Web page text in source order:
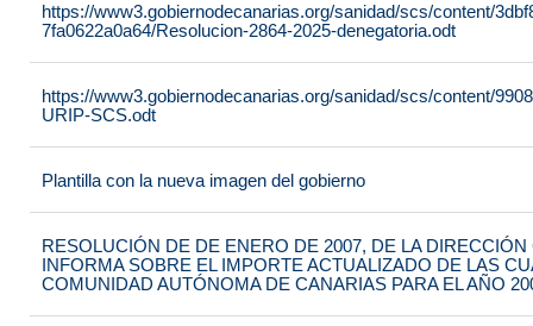
https://www3.gobiernodecanarias.org/sanidad/scs/content/
7fa0622a0a64/Resolucion-2864-2025-denegatoria.odt
https://www3.gobiernodecanarias.org/sanidad/scs/content/
URIP-SCS.odt
Plantilla con la nueva imagen del gobierno
RESOLUCIÓN DE DE ENERO DE 2007, DE LA
INFORMA SOBRE EL IMPORTE ACTUALIZADO DE LAS
COMUNIDAD AUTÓNOMA DE CANARIAS PARA EL AÑO